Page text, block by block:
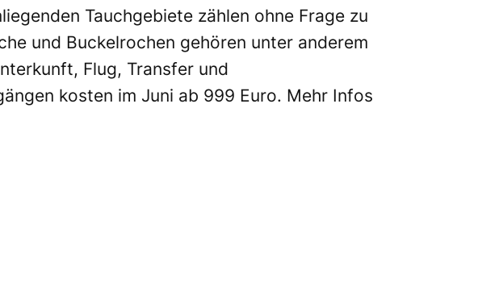
Tauchgebiete zählen ohne Frage zu
und Buckelrochen gehören unter anderem
Flug, Transfer und
kosten im Juni ab 999 Euro. Mehr Infos